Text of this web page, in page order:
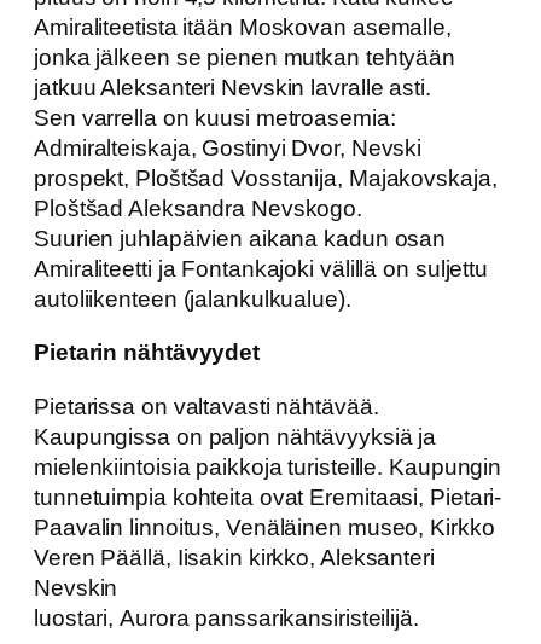
Amiraliteetista itään Moskovan asemalle,
jonka jälkeen se pienen mutkan tehtyään
jatkuu Aleksanteri Nevskin lavralle asti.
Sen varrella on kuusi metroasemia:
Admiralteiskaja, Gostinyi Dvor, Nevski
prospekt, Ploštšad Vosstanija, Majakovskaja,
Ploštšad Aleksandra Nevskogo.
Suurien juhlapäivien aikana kadun osan
Amiraliteetti ja Fontankajoki välillä on suljettu
autoliikenteen (jalankulkualue).
Pietarin nähtävyydet
Pietarissa on valtavasti nähtävää.
Kaupungissa on paljon nähtävyyksiä ja
mielenkiintoisia paikkoja turisteille. Kaupungin
tunnetuimpia kohteita ovat Eremitaasi, Pietari-
Paavalin linnoitus, Venäläinen museo, Kirkko
Veren Päällä, Iisakin kirkko, Aleksanteri
Nevskin
luostari, Aurora panssarikansiristeilijä.